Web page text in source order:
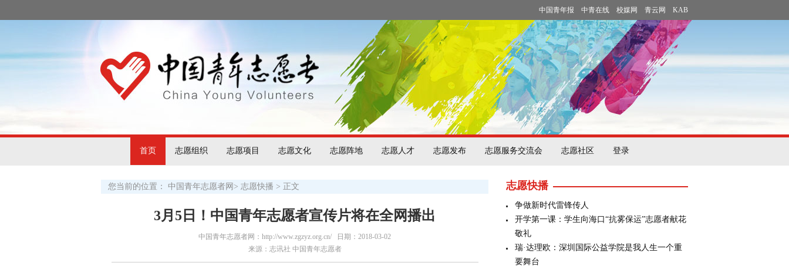
中国青年报 中青在线 校媒网 青云网 KAB
首页 志愿组织 志愿项目 志愿文化 志愿阵地 志愿人才 志愿发布 志愿服务交流会 志愿社区 登录
您当前的位置： 中国青年志愿者网 > 志愿快播 > 正文
3月5日！中国青年志愿者宣传片将在全网播出
中国青年志愿者网：http://www.zgzyz.org.cn/ 日期：2018-03-02
来源：志讯社 中国青年志愿者
志愿快播
争做新时代雷锋传人
开学第一课：学生向海口“抗雾保运”志愿者献花
敬礼
瑞·达理欧：深圳国际公益学院是我人生一个重
要舞台